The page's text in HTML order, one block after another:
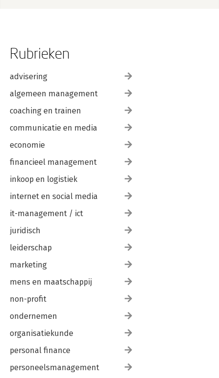
Rubrieken
advisering
algemeen management
coaching en trainen
communicatie en media
economie
financieel management
inkoop en logistiek
internet en social media
it-management / ict
juridisch
leiderschap
marketing
mens en maatschappij
non-profit
ondernemen
organisatiekunde
personal finance
personeelsmanagement